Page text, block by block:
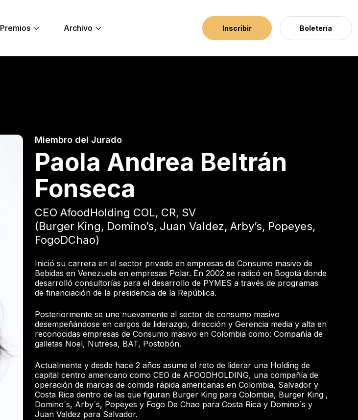
Premios
Archivo Inscribir Boletería
Miembro del Jurado
Paola Andrea Beltrán
Fonseca
CEO AfoodHolding COL, CR, SV
(Burger King, Domino’s, Juan Valdez, Arby’s, Popeyes,
FogoDChao)
Inició su carrera en el sector privado en empresas de Consumo masivo de
Bebidas en Venezuela en empresas Polar. En 2002 se radicó en Bogotá donde
desarrolló consultorías para el desarrollo de PYMES a través de programas
de financiación de la presidencia de la República.
Posteriormente se une nuevamente al sector de consumo masivo
desempeñándose en cargos de liderazgo, dirección y Gerencia media y alta en
reconocidas empresas de Consumo masivo en Colombia como: Compañía de
galletas Noel, Nutresa, BAT, Postobón.
Actualmente y desde hace 2 años asume el reto de liderar una Holding de
capital centro americano como CEO de AFOODHOLDING, una compañía de
operación de marcas de comida rápida americanas en Colombia, Salvador y
Costa Rica dentro de las que figuran Burger King para Colombia, Burger King ,
Domino´s, Arby´s, Popeyes y Fogo De Chao para Costa Rica y Domino´s y
Juan Valdez para Salvador.